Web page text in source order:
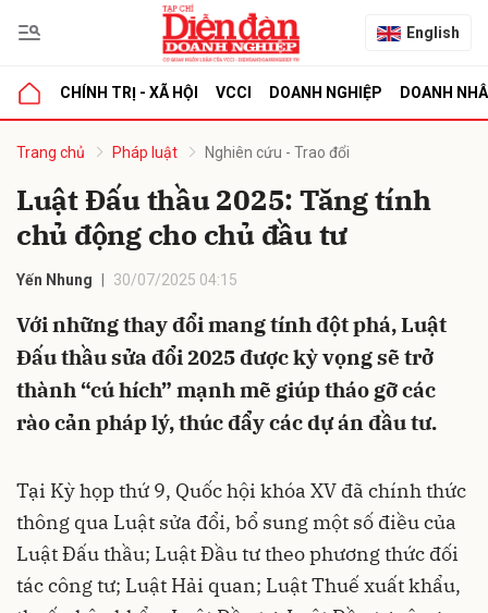
English
CHÍNH TRỊ - XÃ HỘI VCCI DOANH NGHIỆP DOANH
Trang chủ Pháp luật Nghiên cứu - Trao đổi
Luật Đấu thầu 2025: Tăng tính
chủ động cho chủ đầu tư
Yến Nhung 30/07/2025 04:15
Với những thay đổi mang tính đột phá, Luật
Đấu thầu sửa đổi 2025 được kỳ vọng sẽ trở
thành “cú hích” mạnh mẽ giúp tháo gỡ các
rào cản pháp lý, thúc đẩy các dự án đầu tư.
Tại Kỳ họp thứ 9, Quốc hội khóa XV đã chính thức
thông qua Luật sửa đổi, bổ sung một số điều của
Luật Đấu thầu; Luật Đầu tư theo phương thức đối
tác công tư; Luật Hải quan; Luật Thuế xuất khẩu,
luận
Hủy